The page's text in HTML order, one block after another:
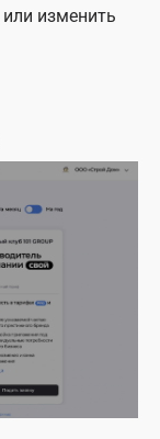
или изменить